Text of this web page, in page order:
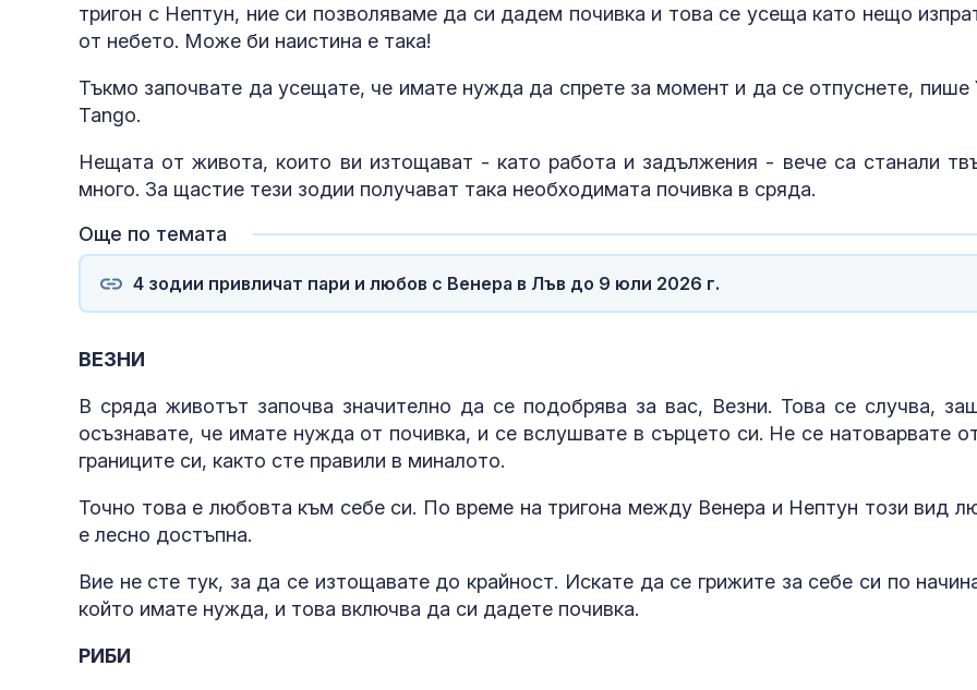
тригон с Нептун, ние си позволяваме да си дадем почивка и това се усеща като нещо
от небето. Може би наистина е така!
Тъкмо започвате да усещате, че имате нужда да спрете за момент и да се отпуснете, пише
Tango.
Нещата от живота, които ви изтощават - като работа и задължения - вече са станали
много. За щастие тези зодии получават така необходимата почивка в сряда.
Още по темата
4 зодии привличат пари и любов с Венера в Лъв до 9 юли 2026 г.
ВЕЗНИ
В сряда животът започва значително да се подобрява за вас, Везни. Това се случва,
осъзнавате, че имате нужда от почивка, и се вслушвате в сърцето си. Не се натоварвате
границите си, както сте правили в миналото.
Точно това е любовта към себе си. По време на тригона между Венера и Нептун този вид
е лесно достъпна.
Вие не сте тук, за да се изтощавате до крайност. Искате да се грижите за себе си по
който имате нужда, и това включва да си дадете почивка.
РИБИ
Край на